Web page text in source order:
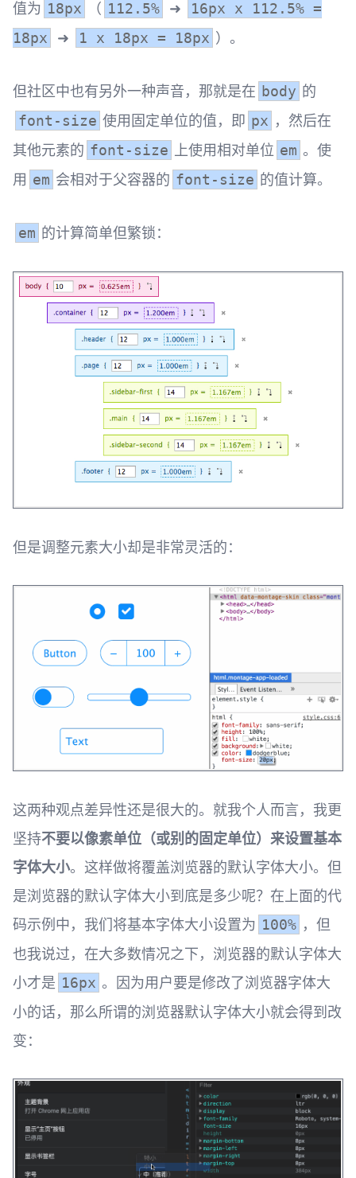
值为 18px （ 112.5% ➜
16px x 112.5% =
18px
➜ 1 x 18px = 18px ）。
但社区中也有另外一种声音，那就是在 body 的
font-size 使用固定单位的值，即 px ，然后在
其他元素的 font-size 上使用相对单位 em 。使
用 em 会相对于父容器的 font-size 的值计算。
em 的计算简单但繁锁：
但是调整元素大小却是非常灵活的：
这两种观点差异性还是很大的。就我个人而言，我更
坚持不要以像素单位（或别的固定单位）来设置基本
字体大小。这样做将覆盖浏览器的默认字体大小。但
是浏览器的默认字体大小到底是多少呢？在上面的代
码示例中，我们将基本字体大小设置为 100% ，但
也我说过，在大多数情况之下，浏览器的默认字体大
小才是 16px 。因为用户要是修改了浏览器字体大
小的话，那么所谓的浏览器默认字体大小就会得到改
变：